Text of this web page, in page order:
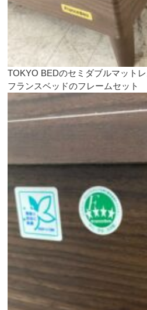
TOKYO BEDのセミダブルマットレ
フランスベッドのフレームセット